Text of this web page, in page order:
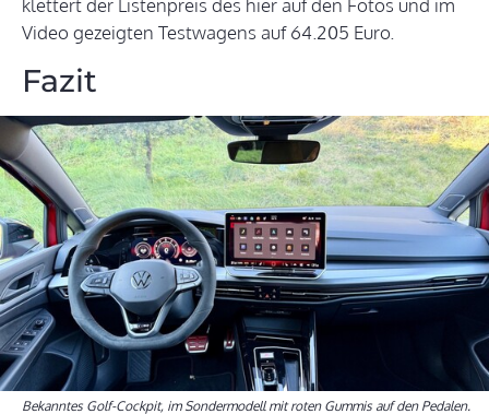
klettert der Listenpreis des hier auf den Fotos und im
Video gezeigten Testwagens auf 64.205 Euro.
Fazit
Bekanntes Golf-Cockpit, im Sondermodell mit roten Gummis auf den Pedalen.